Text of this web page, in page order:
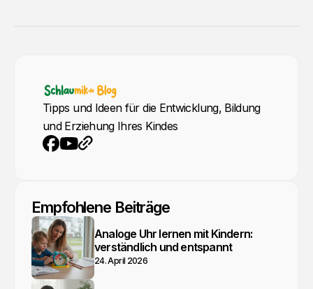
Tipps und Ideen für die Entwicklung, Bildung
und Erziehung Ihres Kindes
Empfohlene Beiträge
Analoge Uhr lernen mit Kindern:
verständlich und entspannt
24. April 2026